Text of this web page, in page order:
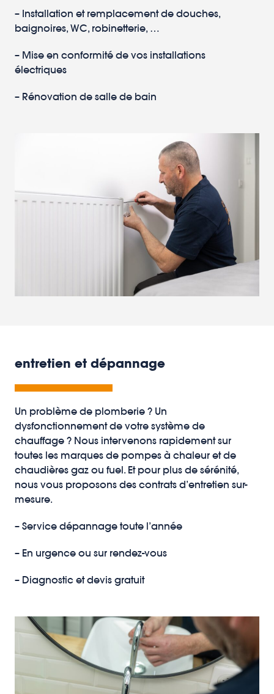
– Installation et remplacement de douches,
baignoires, WC, robinetterie, …
– Mise en conformité de vos installations
électriques
– Rénovation de salle de bain
entretien et dépannage
Un problème de plomberie ? Un
dysfonctionnement de votre système de
chauffage ? Nous intervenons rapidement sur
toutes les marques de pompes à chaleur et de
chaudières gaz ou fuel. Et pour plus de sérénité,
nous vous proposons des contrats d’entretien sur-
mesure.
– Service dépannage toute l’année
– En urgence ou sur rendez-vous
– Diagnostic et devis gratuit